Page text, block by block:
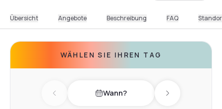
Übersicht Angebote Beschreibung FAQ
WÄHLEN SIE IHREN TAG
Previous day Wann? Next day